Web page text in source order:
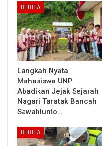
BERITA
Langkah Nyata
Mahasiswa UNP
Abadikan Jejak Sejarah
Nagari Taratak Bancah
Sawahlunto…
BERITA